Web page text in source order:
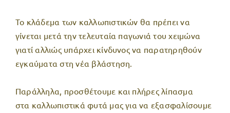
Το κλάδεμα των καλλωπιστικών θα πρέπει να
γίνεται μετά την τελευταία παγωνιά του χειμώνα
γιατί αλλιώς υπάρχει κίνδυνος να παρατηρηθούν
εγκαύματα στη νέα βλάστηση.
Παράλληλα, προσθέτουμε και πλήρες λίπασμα
στα καλλωπιστικά φυτά μας για να εξασφαλίσουμε